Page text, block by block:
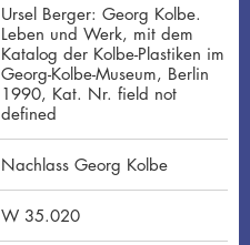
Ursel Berger: Georg Kolbe.
Leben und Werk, mit dem
Katalog der Kolbe-Plastiken im
Georg-Kolbe-Museum, Berlin
1990, Kat. Nr. field not
defined
Nachlass Georg Kolbe
W 35.020